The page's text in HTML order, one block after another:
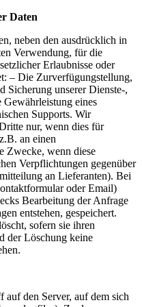
Daten
neben den ausdrücklich in
Verwendung, für die
Erlaubnisse oder
– Die Zurverfügungstellung,
Sicherung unserer Dienste-,
eines
Supports. Wir
nur, wenn dies für
an einen
Zwecke, wenn diese
Verpflichtungen gegenüber
an Lieferanten). Bei
oder Email)
Bearbeitung der Anfrage
entstehen, gespeichert.
sofern sie ihren
der Löschung keine
den Server, auf dem sich